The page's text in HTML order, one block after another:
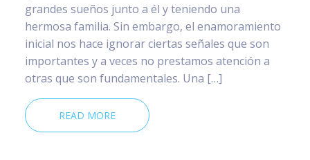
grandes sueños junto a él y teniendo una
hermosa familia. Sin embargo, el enamoramiento
inicial nos hace ignorar ciertas señales que son
importantes y a veces no prestamos atención a
otras que son fundamentales. Una […]
READ MORE